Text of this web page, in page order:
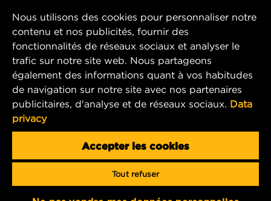
AVIS JURIDIQUE
IMPRIMER
CONTACTEZ-NOUS
Instagram
YouTube
MANN+HUMMEL Middle East FZE
DAFZA (Dubai Airport Free Zone)
Office 1013, Bldg. 7WA
mhae.pmservices@mann-hummel.com
Nous utilisons des cookies pour personnaliser notre
contenu et nos publicités, fournir des
fonctionnalités de réseaux sociaux et analyser le
trafic sur notre site web. Nous partageons
également des informations quant à vos habitudes
de navigation sur notre site avec nos partenaires
publicitaires, d'analyse et de réseaux sociaux. Data
privacy
Accepter les cookies
Tout refuser